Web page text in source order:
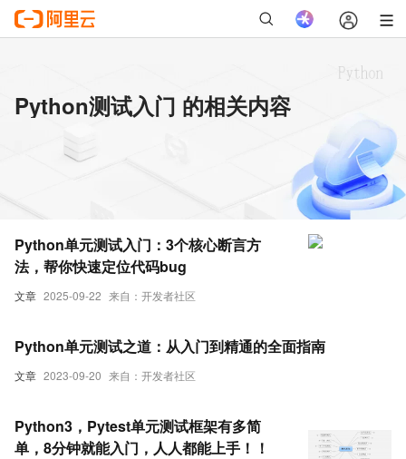
Python测试入门 的相关内容
文章 2025-09-22 来自：开发者社区
Python单元测试入门：3个核心断言方
法，帮你快速定位代码bug
文章 2023-09-20 来自：开发者社区
Python单元测试之道：从入门到精通的全面指南
Python3，Pytest单元测试框架有多简
单，8分钟就能入门，人人都能上手！！